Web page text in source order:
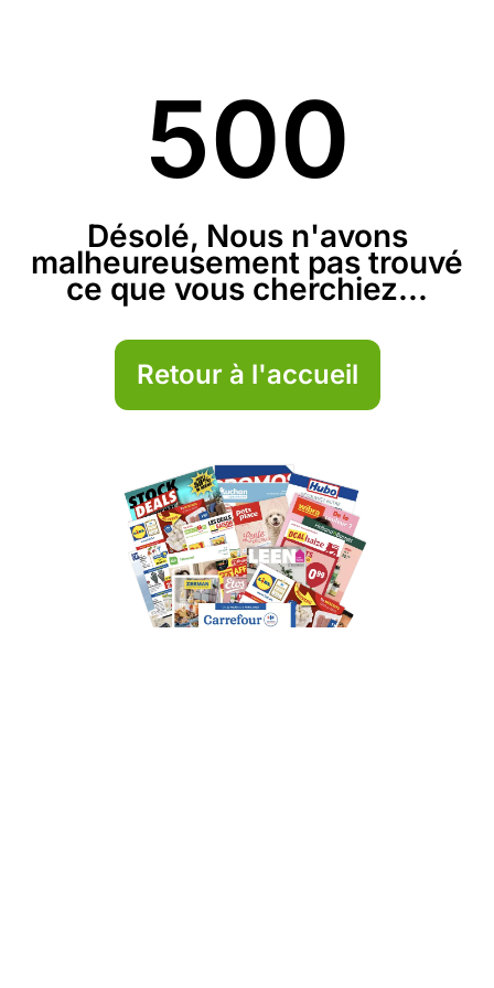
500
Désolé, Nous n'avons
malheureusement pas trouvé
ce que vous cherchiez...
Retour à l'accueil